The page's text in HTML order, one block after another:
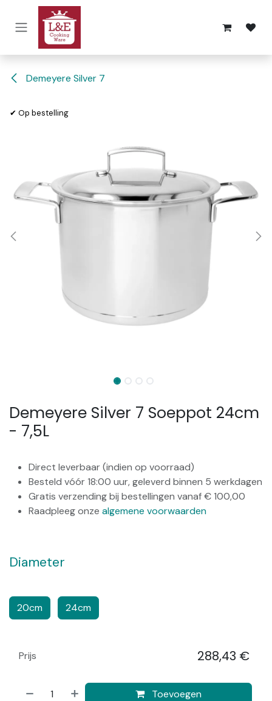
Overslaan naar inhoud
Demeyere Silver 7
✔ Op bestelling
✔ Op bestelling
Demeyere Silver 7 Soeppot 24cm
- 7,5L
Direct leverbaar (indien op voorraad)
Besteld vóór 18:00 uur, geleverd binnen 5 werkdagen
Gratis verzending bij bestellingen vanaf € 100,00
Raadpleeg onze algemene voorwaarden
Diameter
20cm 24cm
Toevoegen
Prijs 288,43 €